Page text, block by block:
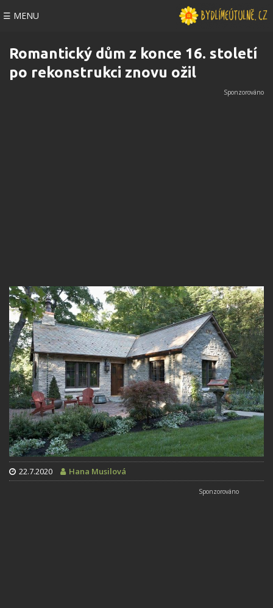
☰ MENU
Romantický dům z konce 16. století
po rekonstrukci znovu ožil
22.7.2020 Hana Musilová